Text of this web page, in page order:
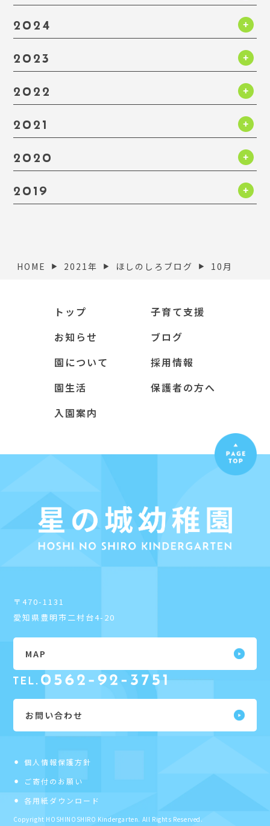
2024
2023
2022
2021
2020
2019
HOME ▶︎ 2021年 ▶︎ ほしのしろブログ ▶︎ 10月
トップ
お知らせ
園について
園生活
入園案内
子育て支援
ブログ
採用情報
保護者の方へ
〒470-1131
愛知県豊明市二村台4-20
MAP
お問い合わせ
Copyright HOSHINOSHIRO Kindergarten. All Rights Reserved.
個人情報保護方針
ご寄付のお願い
各用紙ダウンロード